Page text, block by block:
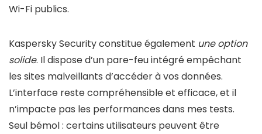
Wi-Fi publics.
Kaspersky Security constitue également une option
solide. Il dispose d’un pare-feu intégré empêchant
les sites malveillants d’accéder à vos données.
L’interface reste compréhensible et efficace, et il
n’impacte pas les performances dans mes tests.
Seul bémol : certains utilisateurs peuvent être